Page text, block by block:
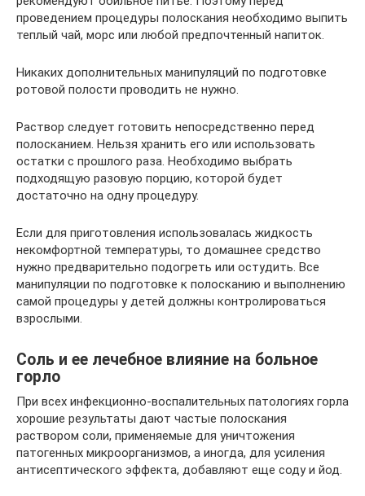
проведением процедуры полоскания необходимо выпить
теплый чай, морс или любой предпочтенный напиток.
Никаких дополнительных манипуляций по подготовке
ротовой полости проводить не нужно.
Раствор следует готовить непосредственно перед
полосканием. Нельзя хранить его или использовать
остатки с прошлого раза. Необходимо выбрать
подходящую разовую порцию, которой будет
достаточно на одну процедуру.
Если для приготовления использовалась жидкость
некомфортной температуры, то домашнее средство
нужно предварительно подогреть или остудить. Все
манипуляции по подготовке к полосканию и выполнению
самой процедуры у детей должны контролироваться
взрослыми.
Соль и ее лечебное влияние на больное
горло
При всех инфекционно-воспалительных патологиях горла
хорошие результаты дают частые полоскания
раствором соли, применяемые для уничтожения
патогенных микроорганизмов, а иногда, для усиления
антисептического эффекта, добавляют еще соду и йод.